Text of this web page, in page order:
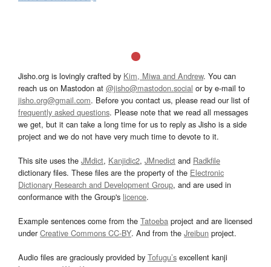
Jisho.org is lovingly crafted by Kim, Miwa and Andrew. You can
reach us on Mastodon at @jisho@mastodon.social or by e-mail to
jisho.org@gmail.com. Before you contact us, please read our list of
frequently asked questions. Please note that we read all messages
we get, but it can take a long time for us to reply as Jisho is a side
project and we do not have very much time to devote to it.
This site uses the JMdict, Kanjidic2, JMnedict and Radkfile
dictionary files. These files are the property of the Electronic
Dictionary Research and Development Group, and are used in
conformance with the Group's licence.
Example sentences come from the Tatoeba project and are licensed
underCreative Commons CC-BY. And from the Jreibun project.
Audio files are graciously provided by Tofugu’s excellent kanji